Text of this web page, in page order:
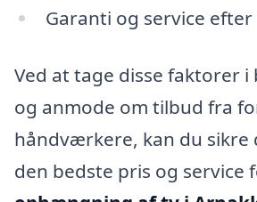
Garanti og service
Ved at tage disse faktorer
og anmode om tilbud fra
håndværkere, kan du sikre
den bedste pris og service